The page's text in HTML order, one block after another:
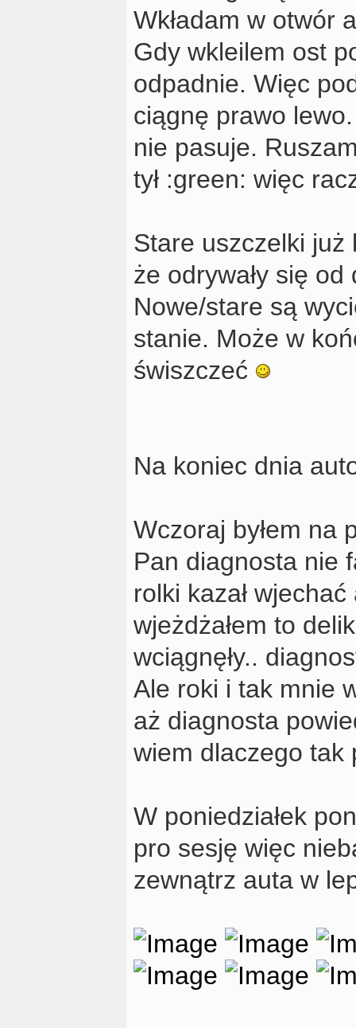
Wkładam w otwór
Gdy wkleilem ost
odpadnie. Więc
ciągnę prawo
nie pasuje.
tył :green: więc
Stare uszczelki już
że odrywały się od
Nowe/stare są
stanie. Może w
świszczeć
Na koniec dnia
Wczoraj byłem na
Pan diagnosta nie
rolki kazał
wjeżdżałem to
wciągnęły..
Ale roki i tak mnie
aż diagnosta
wiem dlaczego tak
W poniedziałek
pro sesję więc
zewnątrz auta w